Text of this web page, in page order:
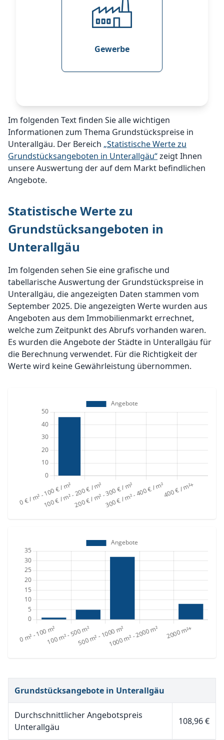
Gewerbe
Im folgenden Text finden Sie alle wichtigen
Informationen zum Thema Grundstückspreise in
Unterallgäu. Der Bereich „Statistische Werte zu
Grundstücksangeboten in Unterallgäu“zeigt Ihnen
unsere Auswertung der auf dem Markt befindlichen
Angebote.
Statistische Werte zu
Grundstücksangeboten in
Unterallgäu
Im folgenden sehen Sie eine grafische und
tabellarische Auswertung der Grundstückspreise in
Unterallgäu, die angezeigten Daten stammen vom
September 2025. Die angezeigten Werte wurden aus
Angeboten aus dem Immobilienmarkt errechnet,
welche zum Zeitpunkt des Abrufs vorhanden waren.
Es wurden die Angebote der Städte in Unterallgäu für
die Berechnung verwendet. Für die Richtigkeit der
Werte wird keine Gewährleistung übernommen.
Grundstücksangebote in Unterallgäu
Durchschnittlicher Angebotspreis
Unterallgäu
108,96 €